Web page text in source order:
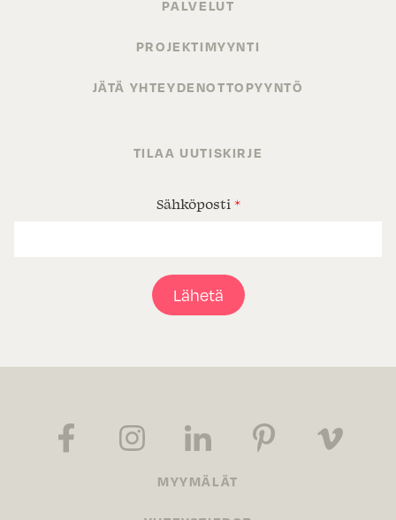
PALVELUT
PROJEKTIMYYNTI
JÄTÄ YHTEYDENOTTOPYYNTÖ
TILAA UUTISKIRJE
Sähköposti *
Lähetä
MYYMÄLÄT